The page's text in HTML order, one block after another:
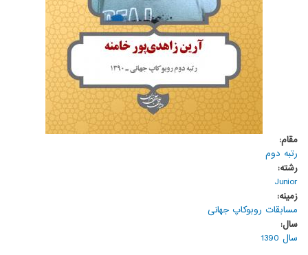
مقام:
رتبه دوم
رشته:
Junior
زمینه:
مسابقات روبوکاپ جهانی
سال:
سال 1390